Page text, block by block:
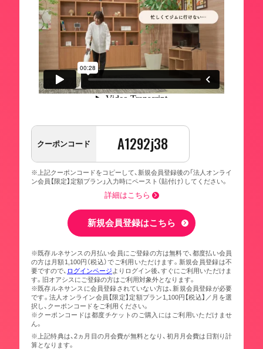
クーポンコード A1292j38
※上記クーポンコードをコピーして、新規会員登録後の「法人オンライ
ン会員【限定】定額プラン」入力時にペースト（貼付け）してください。
詳細はこちら
新規会員登録はこちら
※既存ルネサンスの月払い会員にご登録の方は無料で、都度払い会員
の方は月額1,100円（税込）でご利用いただけます。新規会員登録は不
要ですので、 ログインページ よりログイン後、すぐにご利用いただけま
す。旧オアシスにご登録の方はご利用対象外となります。
※既存ルネサンスに会員登録されていない方は、新規会員登録が必要
です。法人オンライン会員【限定】定額プラン1,100円【税込】／月を選
択し、クーポンコードをご利用ください。
※クーポンコードは都度チケットのご購入にはご利用いただけませ
ん。
※上記特典は、2ヵ月目の月会費が無料となり、初月月会費は日割り計
算となります。